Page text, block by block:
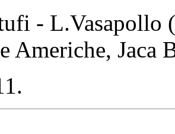
- L.Vasapollo
Americhe, Jaca